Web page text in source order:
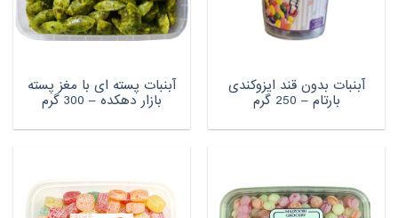
آبنبات بدون قند ایزوکندی
بارتام – 250 گرم
آبنبات پسته ای با مغز پسته
بازار دهکده – 300 گرم